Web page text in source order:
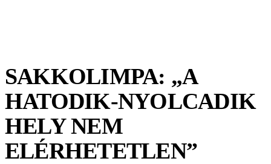
SAKKOLIMPA: „A
HATODIK-NYOLCADIK
HELY NEM
ELÉRHETETLEN”